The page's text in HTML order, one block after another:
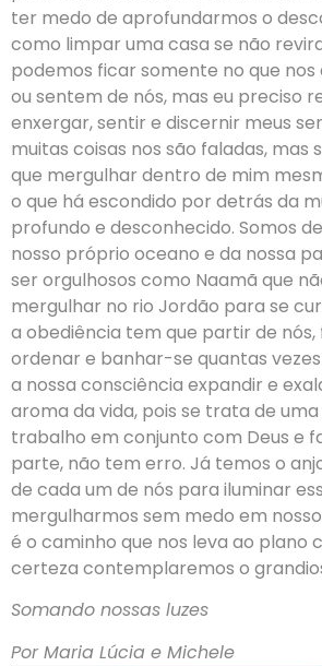
ter medo de aprofundarmos o
como limpar uma casa se não
podemos ficar somente no que nos
ou sentem de nós, mas eu preciso
enxergar, sentir e discernir meus
muitas coisas nos são faladas, mas
que mergulhar dentro de mim
o que há escondido por detrás da
profundo e desconhecido. Somos
nosso próprio oceano e da nossa
ser orgulhosos como Naamã que
mergulhar no rio Jordão para se
a obediência tem que partir de nós,
ordenar e banhar-se quantas
a nossa consciência expandir e
aroma da vida, pois se trata de
trabalho em conjunto com Deus e
parte, não tem erro. Já temos o
de cada um de nós para iluminar
mergulharmos sem medo em
é o caminho que nos leva ao plano
certeza contemplaremos o
Somando nossas luzes
Por Maria Lúcia e Michele